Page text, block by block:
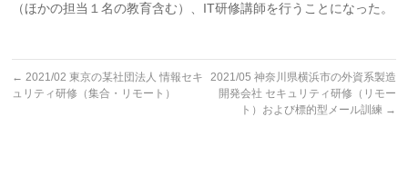
（ほかの担当１名の教育含む）、IT研修講師を行うことになった。
← 2021/02 東京の某社団法人 情報セキ
ュリティ研修（集合・リモート）
2021/05 神奈川県横浜市の外資系製造
開発会社 セキュリティ研修（リモー
ト）および標的型メール訓練 →